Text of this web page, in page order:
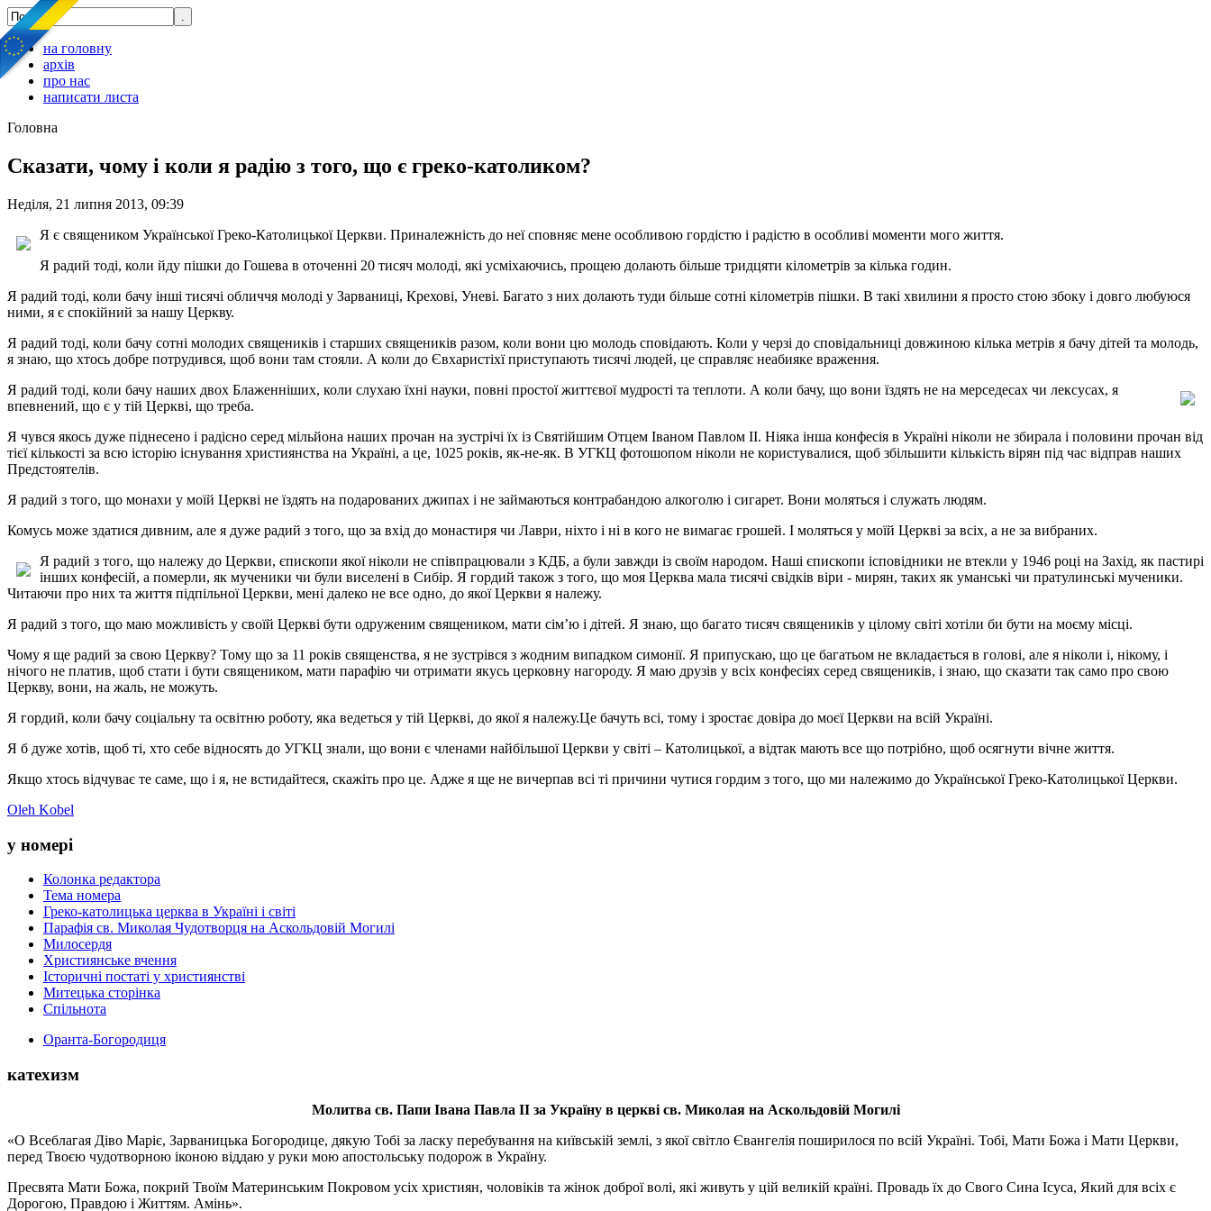
на головну
архів
про нас
написати листа
Головна
Сказати, чому і коли я радію з того, що є греко-католиком?
Неділя, 21 липня 2013, 09:39
Я є священиком Української Греко-Католицької Церкви. Приналежність до неї сповняє мене особливою гордістю і радістю в особливі моменти мого життя.
Я радий тоді, коли йду пішки до Гошева в оточенні 20 тисяч молоді, які усміхаючись, прощею долають більше тридцяти кілометрів за кілька годин.
Я радий тоді, коли бачу інші тисячі обличчя молоді у Зарваниці, Крехові, Уневі. Багато з них долають туди більше сотні кілометрів пішки. В такі хвилини я просто стою збоку і довго любуюся
ними, я є спокійний за нашу Церкву.
Я радий тоді, коли бачу сотні молодих священиків і старших священиків разом, коли вони цю молодь сповідають. Коли у черзі до сповідальниці довжиною кілька метрів я бачу дітей та молодь,
я знаю, що хтось добре потрудився, щоб вони там стояли. А коли до Євхаристіхї приступають тисячі людей, це справляє неабияке враження.
Я радий тоді, коли бачу наших двох Блаженніших, коли слухаю їхні науки, повні простої життєвої мудрості та теплоти. А коли бачу, що вони їздять не на мерседесах чи лексусах, я
впевнений, що є у тій Церкві, що треба.
Я чувся якось дуже піднесено і радісно серед мільйона наших прочан на зустрічі їх із Святійшим Отцем Іваном Павлом ІІ. Ніяка інша конфесія в Україні ніколи не збирала і половини прочан від
тієї кількості за всю історію існування християнства на Україні, а це, 1025 років, як-не-як. В УГКЦ фотошопом ніколи не користувалися, щоб збільшити кількість вірян під час відправ наших
Предстоятелів.
Я радий з того, що монахи у моїй Церкві не їздять на подарованих джипах і не займаються контрабандою алкоголю і сигарет. Вони моляться і служать людям.
Комусь може здатися дивним, але я дуже радий з того, що за вхід до монастиря чи Лаври, ніхто і ні в кого не вимагає грошей. І моляться у моїй Церкві за всіх, а не за вибраних.
Я радий з того, що належу до Церкви, єпископи якої ніколи не співпрацювали з КДБ, а були завжди із своїм народом. Наші єпископи ісповідники не втекли у 1946 році на Захід, як пастирі
інших конфесій, а померли, як мученики чи були виселені в Сибір. Я гордий також з того, що моя Церква мала тисячі свідків віри - мирян, таких як уманські чи пратулинські мученики.
Читаючи про них та життя підпільної Церкви, мені далеко не все одно, до якої Церкви я належу.
Я радий з того, що маю можливість у своїй Церкві бути одруженим священиком, мати сім’ю і дітей. Я знаю, що багато тисяч священиків у цілому світі хотіли би бути на моєму місці.
Чому я ще радий за свою Церкву? Тому що за 11 років священства, я не зустрівся з жодним випадком симонії. Я припускаю, що це багатьом не вкладається в голові, але я ніколи і, нікому, і
нічого не платив, щоб стати і бути священиком, мати парафію чи отримати якусь церковну нагороду. Я маю друзів у всіх конфесіях серед священиків, і знаю, що сказати так само про свою
Церкву, вони, на жаль, не можуть.
Я гордий, коли бачу соціальну та освітню роботу, яка ведеться у тій Церкві, до якої я належу.Це бачуть всі, тому і зростає довіра до моєї Церкви на всій Україні.
Я б дуже хотів, щоб ті, хто себе відносять до УГКЦ знали, що вони є членами найбільшої Церкви у світі – Католицької, а відтак мають все що потрібно, щоб осягнути вічне життя.
Якщо хтось відчуває те саме, що і я, не встидайтеся, скажіть про це. Адже я ще не вичерпав всі ті причини чутися гордим з того, що ми належимо до Української Греко-Католицької Церкви.
Oleh Kobel
у номері
Колонка редактора
Тема номера
Греко-католицька церква в Україні і світі
Парафія св. Миколая Чудотворця на Аскольдовій Могилі
Милосердя
Християнське вчення
Історичні постаті у християнстві
Митецька сторінка
Спільнота
Оранта-Богородиця
катехизм
Молитва св. Папи Івана Павла ІІ за Україну в церкві св. Миколая на Аскольдовій Могилі
«О Всеблагая Діво Маріє, Зарваницька Богородице, дякую Тобі за ласку перебування на київській землі, з якої світло Євангелія поширилося по всій Україні. Тобі, Мати Божа і Мати Церкви,
перед Твоєю чудотворною іконою віддаю у руки мою апостольську подорож в Україну.
Пресвята Мати Божа, покрий Твоїм Материнським Покровом усіх християн, чоловіків та жінок доброї волі, які живуть у цій великій країні. Провадь їх до Свого Сина Ісуса, Який для всіх є
Дорогою, Правдою і Життям. Амінь».